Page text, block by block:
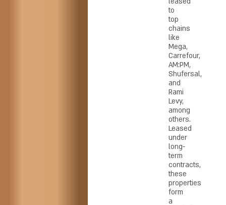
to
top
chains
like
Mega,
Carrefour,
AM:PM,
Shufersal,
and
Rami
Levy,
among
others.
Leased
under
long-
term
contracts,
these
properties
form
a